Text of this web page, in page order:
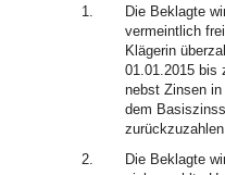
1.
Die Beklagte
vermeintlich
Klägerin
01.01.2015 bis
nebst Zinsen
dem
2.
Die Beklagte